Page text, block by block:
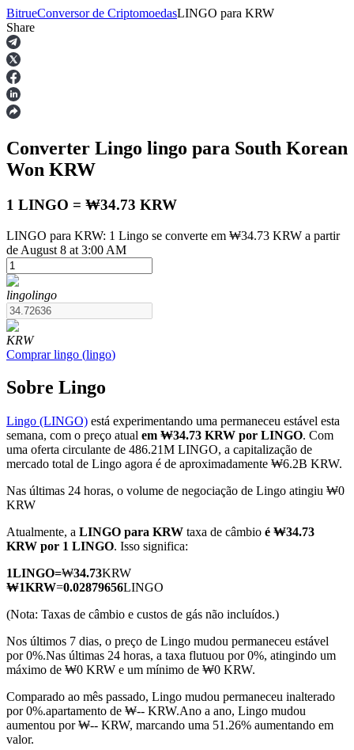
Futuros
Futuros de USDT
Futuros COIN-M
Futuros de criptomoeda
Derivativos de ações, câmbio, metais preciosos e commodities
Futuros de USDC
Futuros usando USDC como garantia
BitrueConversor de CriptomoedasLINGO para KRW
Share
Converter Lingo lingo para South Korean
Won KRW
1 LINGO = ₩34.73 KRW
LINGO para KRW: 1 Lingo se converte em ₩34.73 KRW a partir
de August 8 at 3:00 AM
lingolingo
KRW
Comprar lingo (lingo)
Sobre Lingo
Lingo (LINGO) está experimentando uma permaneceu estável esta
semana, com o preço atual em ₩34.73 KRW por LINGO. Com
uma oferta circulante de 486.21M LINGO, a capitalização de
mercado total de Lingo agora é de aproximadamente ₩6.2B KRW.
Nas últimas 24 horas, o volume de negociação de Lingo atingiu ₩0
KRW
Atualmente, a LINGO para KRW taxa de câmbio é ₩34.73
KRW por 1 LINGO. Isso significa:
1LINGO=₩34.73KRW
₩1KRW=0.02879656LINGO
(Nota: Taxas de câmbio e custos de gás não incluídos.)
Nos últimos 7 dias, o preço de Lingo mudou permaneceu estável
por 0%.Nas últimas 24 horas, a taxa flutuou por 0%, atingindo um
máximo de ₩0 KRW e um mínimo de ₩0 KRW.
Comparado ao mês passado, Lingo mudou permaneceu inalterado
por 0%.apartamento de ₩-- KRW.Ano a ano, Lingo mudou
aumentou por ₩-- KRW, marcando uma 51.26% aumentando em
valor.